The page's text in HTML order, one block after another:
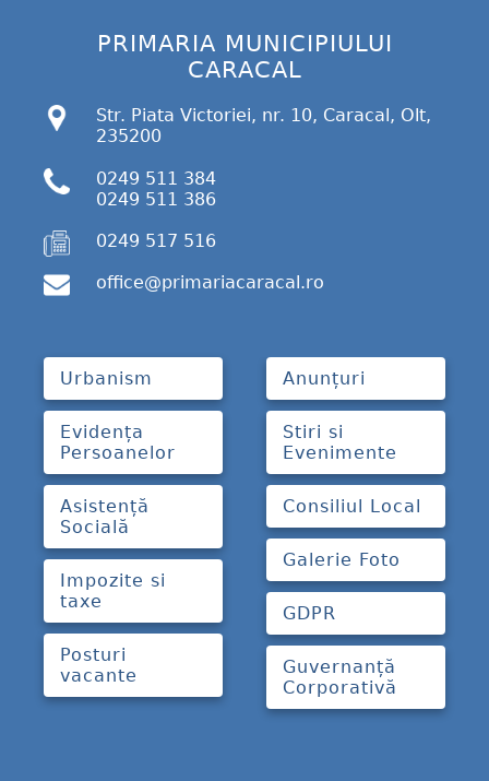
PRIMARIA MUNICIPIULUI
CARACAL
Str. Piata Victoriei, nr. 10, Caracal, Olt,
235200
0249 511 384
0249 511 386
0249 517 516
office@primariacaracal.ro
Urbanism
Evidența
Persoanelor
Asistență
Socială
Impozite si
taxe
Posturi
vacante
Anunțuri
Stiri si
Evenimente
Consiliul Local
Galerie Foto
GDPR
Guvernanță
Corporativă